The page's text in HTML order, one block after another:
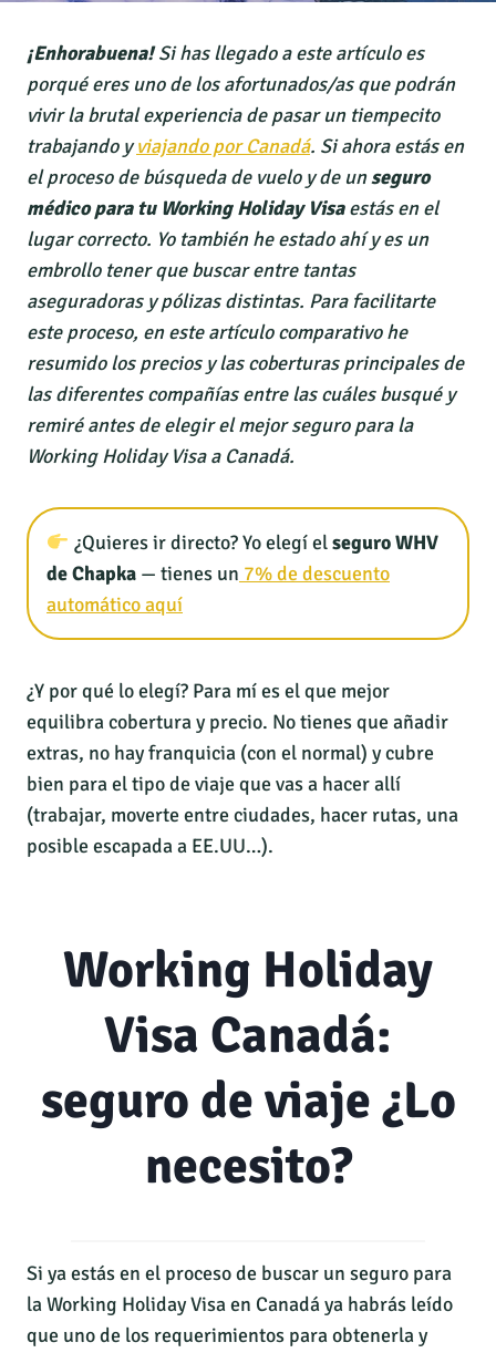
¡Enhorabuena!Si has llegado a este artículo es
porqué eres uno de los afortunados/as que podrán
vivir la brutal experiencia de pasar un tiempecito
trabajando yviajando por Canadá. Si ahora estás en
el proceso de búsqueda de vuelo y de unseguro
médico para tu Working Holiday Visaestás en el
lugar correcto. Yo también he estado ahí y es un
embrollo tener que buscar entre tantas
aseguradoras y pólizas distintas. Para facilitarte
este proceso, en este artículo comparativo he
resumido los precios y las coberturas principales de
las diferentes compañías entre las cuáles busqué y
remiré antes de elegir el mejor seguro para la
Working Holiday Visa a Canadá.
¿Quieres ir directo? Yo elegí elseguro WHV
de Chapka — tienes un 7% de descuento
automático aquí
¿Y por qué lo elegí? Para mí es el que mejor
equilibra cobertura y precio. No tienes que añadir
extras, no hay franquicia (con el normal) y cubre
bien para el tipo de viaje que vas a hacer allí
(trabajar, moverte entre ciudades, hacer rutas, una
posible escapada a EE.UU…).
Working Holiday
Visa Canadá:
seguro de viaje ¿Lo
necesito?
Si ya estás en el proceso de buscar un seguro para
la Working Holiday Visa en Canadá ya habrás leído
que uno de los requerimientos para obtenerla y